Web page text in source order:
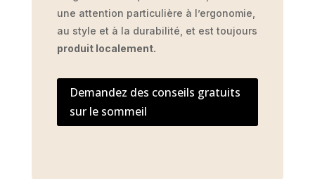
une attention particulière à l’ergonomie,
au style et à la durabilité, et est toujours
produit localement.
Demandez des conseils gratuits
sur le sommeil